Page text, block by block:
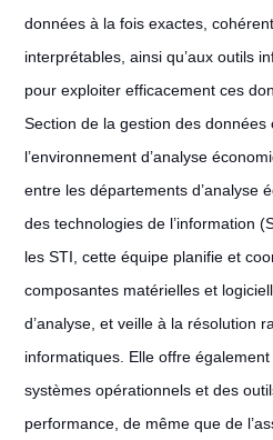
données à la fois exactes,
interprétables, ainsi qu’aux outils
pour exploiter efficacement ces
Section de la gestion des données
l’environnement d’analyse
entre les départements d’analyse
des technologies de l’information
les STI, cette équipe planifie et
composantes matérielles et
d’analyse, et veille à la résolution
informatiques. Elle offre
systèmes opérationnels et des
performance, de même que de